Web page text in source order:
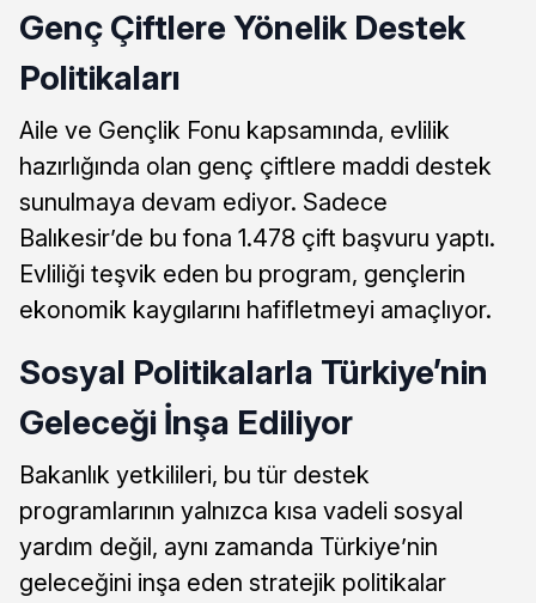
Genç Çiftlere Yönelik Destek
Politikaları
Aile ve Gençlik Fonu kapsamında, evlilik
hazırlığında olan genç çiftlere maddi destek
sunulmaya devam ediyor. Sadece
Balıkesir’de bu fona 1.478 çift başvuru yaptı.
Evliliği teşvik eden bu program, gençlerin
ekonomik kaygılarını hafifletmeyi amaçlıyor.
Sosyal Politikalarla Türkiye’nin
Geleceği İnşa Ediliyor
Bakanlık yetkilileri, bu tür destek
programlarının yalnızca kısa vadeli sosyal
yardım değil, aynı zamanda Türkiye’nin
geleceğini inşa eden stratejik politikalar